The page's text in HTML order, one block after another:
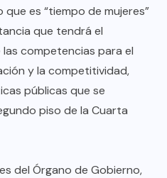
es “tiempo de mujeres”
que tendrá el
competencias para el
y la competitividad,
públicas que se
piso de la Cuarta
del Órgano de Gobierno,